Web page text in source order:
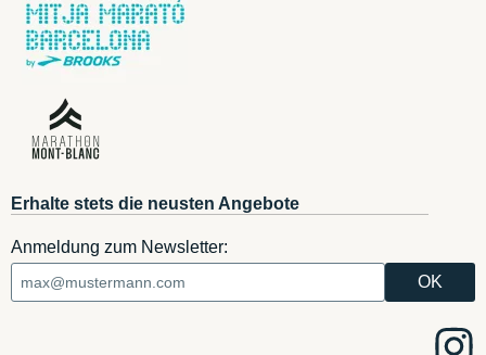
Erhalte stets die neusten Angebote
Anmeldung zum Newsletter: